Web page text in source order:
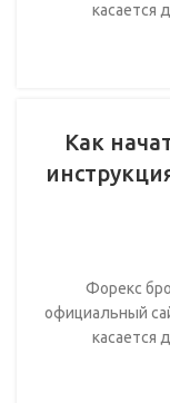
касается
Как
Форекс
официальный
касается